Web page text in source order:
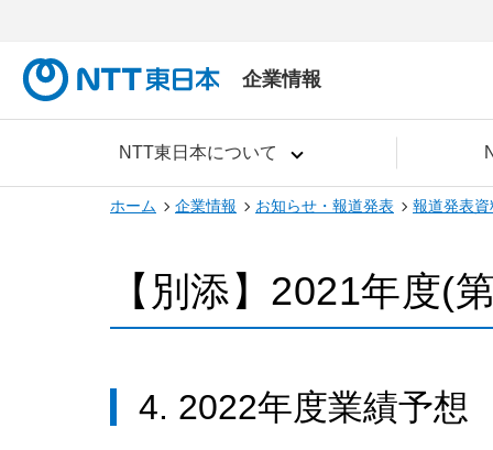
企業情報
NTT東日本について
ホーム 企業情報 お知らせ・報道発表 報道発表資
【別添】2021年度(
4. 2022年度業績予想